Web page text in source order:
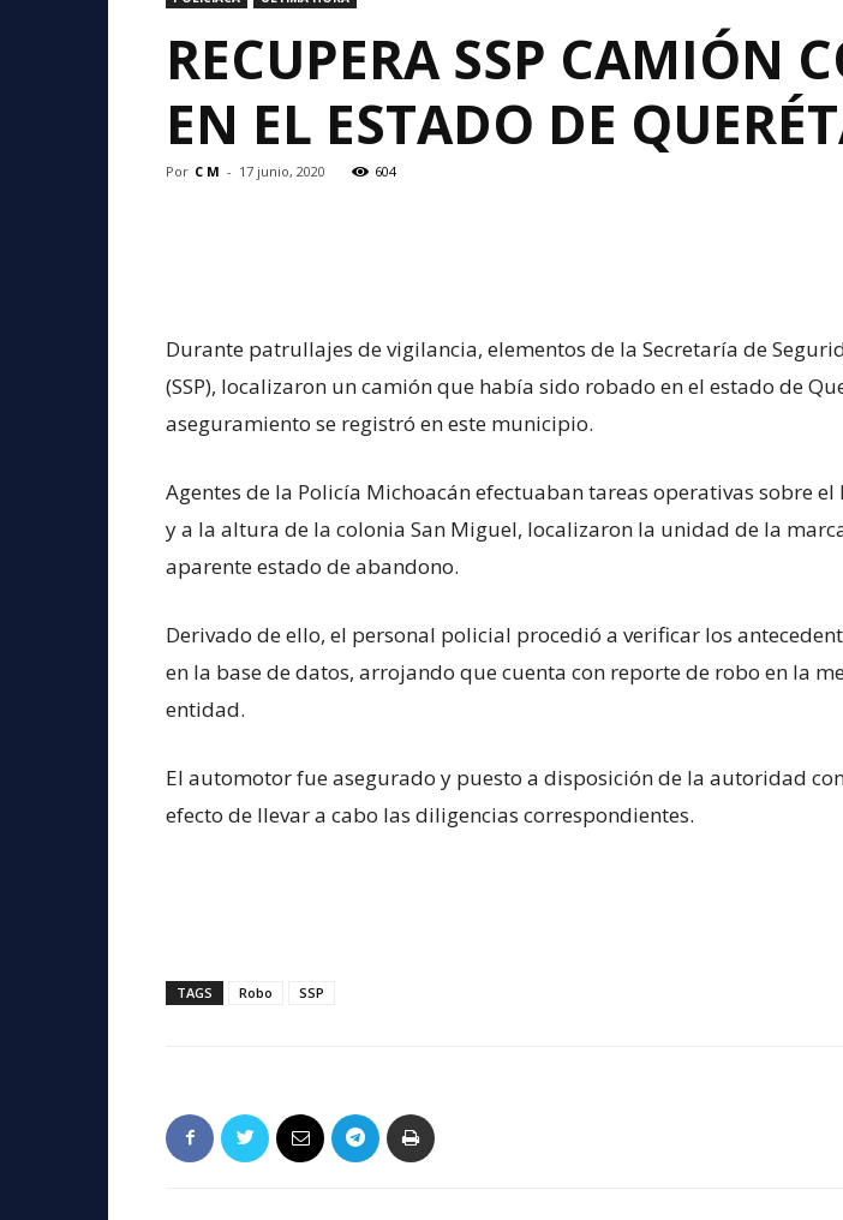
RECUPERA SSP CAMIÓN
EN EL ESTADO DE
Por C M - 17 junio, 2020 604
Durante patrullajes de vigilancia, elementos de la Secretaría de
(SSP), localizaron un camión que había sido robado en el estado de
aseguramiento se registró en este municipio.
Agentes de la Policía Michoacán efectuaban tareas operativas sobre
y a la altura de la colonia San Miguel, localizaron la unidad de la
aparente estado de abandono.
Derivado de ello, el personal policial procedió a verificar los
en la base de datos, arrojando que cuenta con reporte de robo en la
entidad.
El automotor fue asegurado y puesto a disposición de la autoridad
efecto de llevar a cabo las diligencias correspondientes.
TAGS Robo SSP